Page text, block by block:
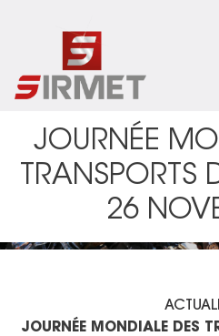
JOURNÉE
TRANSPORTS
26
JOURNÉE MONDIALE DES